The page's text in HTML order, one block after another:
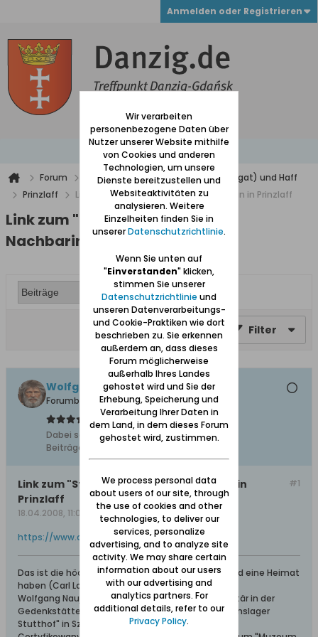
Anmelden oder Registrieren
Forum
Werder (zwischen Weichsel und Nogat) und Haff
Prinzlaff
Link zum "Streiflicht": Bei der Nachbarin in Prinzlaff
Link zum "Streiflicht": Bei der
Nachbarin in Prinzlaff
Filter
Wolfgang
Forumbetreiber
Dabei seit:
10.02.2008
Beiträge:
#1
Link zum "Streiflicht": Bei der Nachbarin in
Prinzlaff
18.04.2008, 11:08
https://www.danzig.de/showthread.php?t=985
Das ist die höchste aller Gaben: Geborgen sein und eine Heimat
haben (Carl Lange)
Wolfgang Naujocks: Zertifizierter Führer und Volontär in der
Gedenkstätte/Museum "Deutsches Konzentrationslager
Stutthof" in Sztutowo
Wir verarbeiten
personenbezogene Daten über
Nutzer unserer Website mithilfe
von Cookies und anderen
Technologien, um unsere
Dienste bereitzustellen und
Websiteaktivitäten zu
analysieren. Weitere
Einzelheiten finden Sie in
unsererDatenschutzrichtlinie.
Wenn Sie unten auf
"Einverstanden" klicken,
stimmen Sie unserer
Datenschutzrichtlinie und
unseren Datenverarbeitungs-
und Cookie-Praktiken wie dort
beschrieben zu. Sie erkennen
außerdem an, dass dieses
Forum möglicherweise
außerhalb Ihres Landes
gehostet wird und Sie der
Erhebung, Speicherung und
Verarbeitung Ihrer Daten in
dem Land, in dem dieses Forum
gehostet wird, zustimmen.
We process personal data
about users of our site, through
the use of cookies and other
technologies, to deliver our
services, personalize
advertising, and to analyze site
activity. We may share certain
information about our users
with our advertising and
analytics partners. For
additional details, refer to our
Privacy Policy.